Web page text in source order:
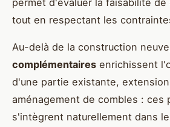
tout en respectant les
Au-delà de la construction
complémentaires enrichissent
d'une partie existante,
aménagement de combles : ces
s'intègrent naturellement dans